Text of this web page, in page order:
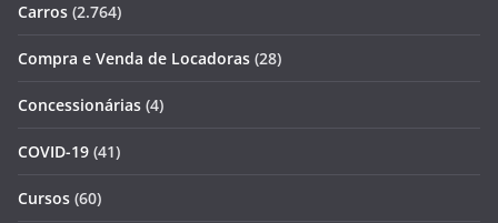
Carros (2.764)
Compra e Venda de Locadoras (28)
Concessionárias (4)
COVID-19 (41)
Cursos (60)